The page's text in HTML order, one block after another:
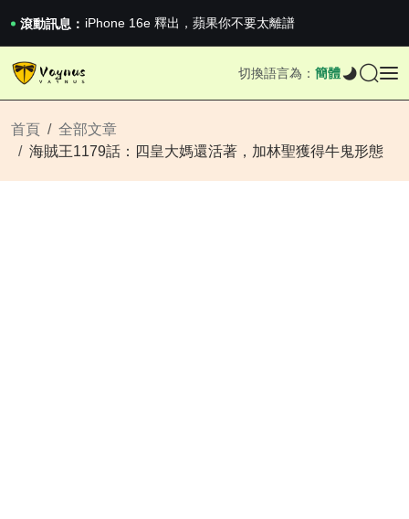
滾動訊息： 2026澳網男單收官：全滿貫對上全滿亞，德約...
《巔峰守衛 Highguard》正式上線，官...
iPhone 16e 釋出，蘋果你不要太離譜
iPhone 16e 釋出，蘋果你不要太離譜
切換語言為： 簡體
首頁
全部文章
海賊王1179話：四皇大媽還活著，加林聖獲得牛鬼形態